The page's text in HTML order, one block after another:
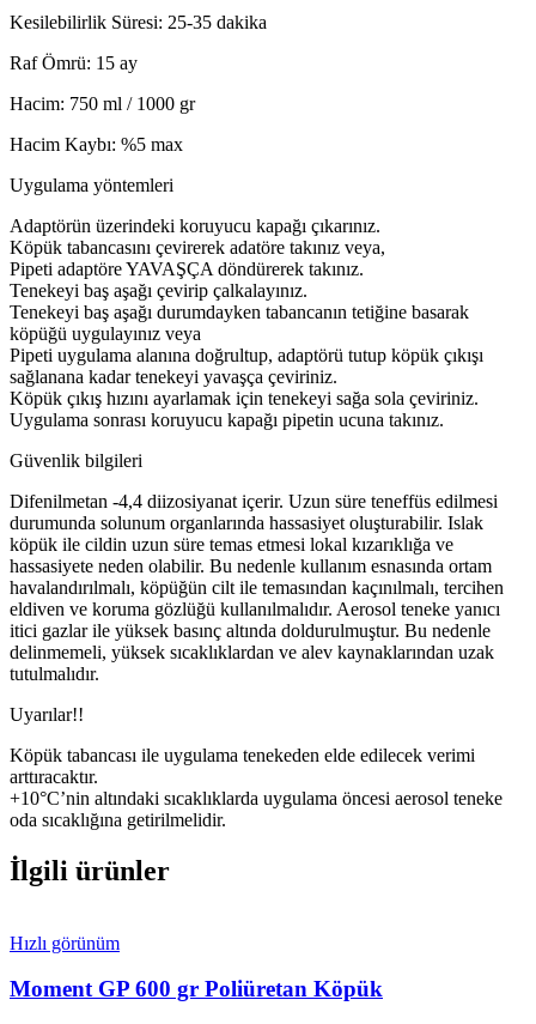
Kesilebilirlik Süresi: 25-35 dakika
Raf Ömrü: 15 ay
Hacim: 750 ml / 1000 gr
Hacim Kaybı: %5 max
Uygulama yöntemleri
Adaptörün üzerindeki koruyucu kapağı çıkarınız.
Köpük tabancasını çevirerek adatöre takınız veya,
Pipeti adaptöre YAVAŞÇA döndürerek takınız.
Tenekeyi baş aşağı çevirip çalkalayınız.
Tenekeyi baş aşağı durumdayken tabancanın tetiğine basarak
köpüğü uygulayınız veya
Pipeti uygulama alanına doğrultup, adaptörü tutup köpük çıkışı
sağlanana kadar tenekeyi yavaşça çeviriniz.
Köpük çıkış hızını ayarlamak için tenekeyi sağa sola çeviriniz.
Uygulama sonrası koruyucu kapağı pipetin ucuna takınız.
Güvenlik bilgileri
Difenilmetan -4,4 diizosiyanat içerir. Uzun süre teneffüs edilmesi
durumunda solunum organlarında hassasiyet oluşturabilir. Islak
köpük ile cildin uzun süre temas etmesi lokal kızarıklığa ve
hassasiyete neden olabilir. Bu nedenle kullanım esnasında ortam
havalandırılmalı, köpüğün cilt ile temasından kaçınılmalı, tercihen
eldiven ve koruma gözlüğü kullanılmalıdır. Aerosol teneke yanıcı
itici gazlar ile yüksek basınç altında doldurulmuştur. Bu nedenle
delinmemeli, yüksek sıcaklıklardan ve alev kaynaklarından uzak
tutulmalıdır.
Uyarılar!!
Köpük tabancası ile uygulama tenekeden elde edilecek verimi
arttıracaktır.
+10°C’nin altındaki sıcaklıklarda uygulama öncesi aerosol teneke
oda sıcaklığına getirilmelidir.
İlgili ürünler
Hızlı görünüm
Moment GP 600 gr Poliüretan Köpük